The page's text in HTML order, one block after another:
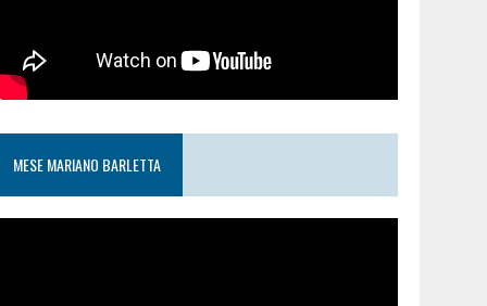
MESE MARIANO BARLETTA